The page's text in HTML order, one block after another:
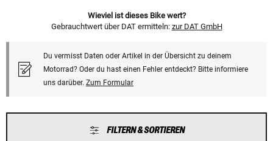
Wieviel ist dieses Bike wert?
Gebrauchtwert über DAT ermitteln: zur DAT GmbH
Du vermisst Daten oder Artikel in der Übersicht zu deinem
Motorrad? Oder du hast einen Fehler entdeckt? Bitte informiere
uns darüber. Zum Formular
FILTERN & SORTIEREN